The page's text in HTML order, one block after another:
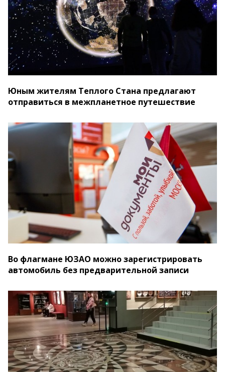
Юным жителям Теплого Стана предлагают
отправиться в межпланетное путешествие
Во флагмане ЮЗАО можно зарегистрировать
автомобиль без предварительной записи